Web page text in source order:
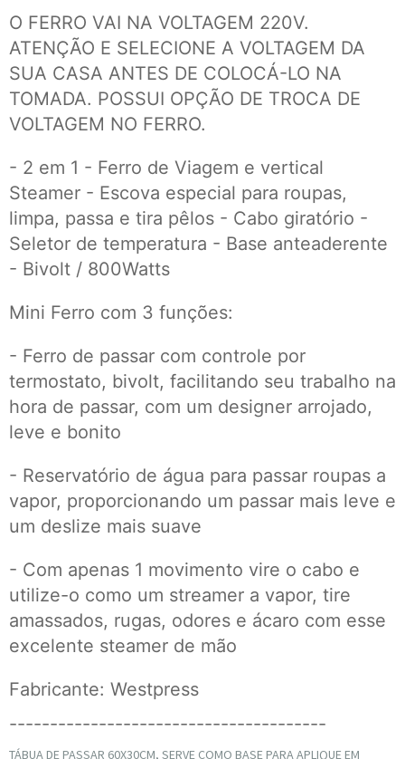
O FERRO VAI NA VOLTAGEM 220V.
ATENÇÃO E SELECIONE A VOLTAGEM DA
SUA CASA ANTES DE COLOCÁ-LO NA
TOMADA. POSSUI OPÇÃO DE TROCA DE
VOLTAGEM NO FERRO.
- 2 em 1 - Ferro de Viagem e vertical
Steamer - Escova especial para roupas,
limpa, passa e tira pêlos - Cabo giratório -
Seletor de temperatura - Base anteaderente
- Bivolt / 800Watts
Mini Ferro com 3 funções:
- Ferro de passar com controle por
termostato, bivolt, facilitando seu trabalho na
hora de passar, com um designer arrojado,
leve e bonito
- Reservatório de água para passar roupas a
vapor, proporcionando um passar mais leve e
um deslize mais suave
- Com apenas 1 movimento vire o cabo e
utilize-o como um streamer a vapor, tire
amassados, rugas, odores e ácaro com esse
excelente steamer de mão
Fabricante: Westpress
---------------------------------------
TÁBUA DE PASSAR 60X30CM, SERVE COMO BASE PARA APLIQUE EM